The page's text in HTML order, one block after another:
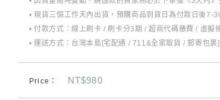
• 現貨三個工作天內出貨，預購商品到貨日為付款日後7-
• 付款方式：線上刷卡 / 刷卡分3期 / 超商代碼繳費 / 虛擬
• 運送方式：台灣本島[宅配通 / 711&全家取貨 / 郵寄包
Price： NT$980